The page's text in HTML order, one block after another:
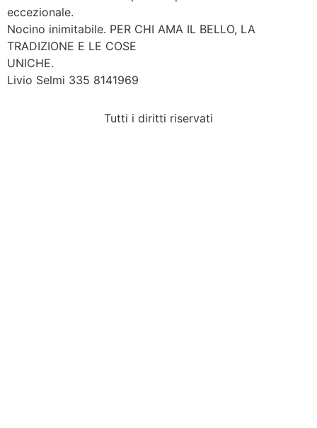
eccezionale.
Nocino inimitabile. PER CHI AMA IL BELLO, LA
TRADIZIONE E LE COSE
UNICHE.
Livio Selmi 335 8141969
Tutti i diritti riservati